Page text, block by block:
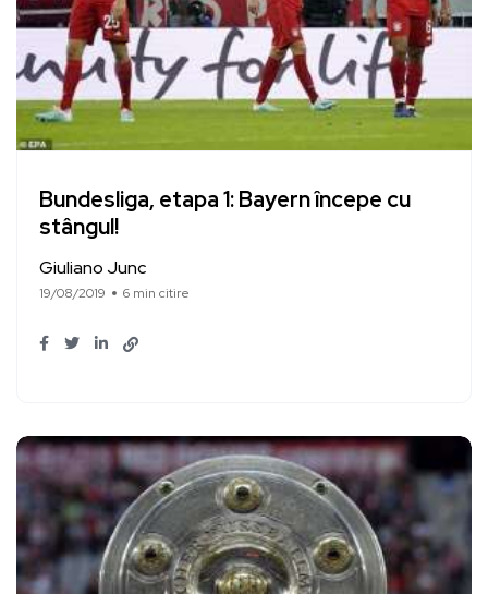
Bundesliga, etapa 1: Bayern începe cu
stângul!
Giuliano Junc
19/08/2019 6 min citire